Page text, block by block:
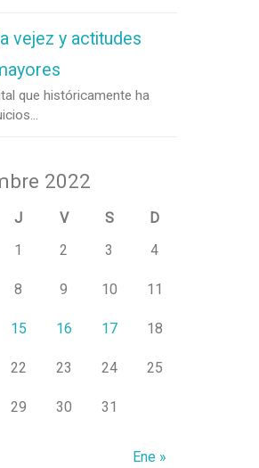
vejez y actitudes
que históricamente ha
2022
J V S
D
1
2 3 4
8 9 10 11
15 16 17 18
22 23 24 25
29 30 31
Ene »